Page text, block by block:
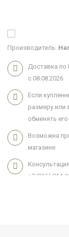
Производитель:
Доставка
с 08.08.2026
Если
размеру или
обменять
Возможна
магазине
+7 (916) 914-